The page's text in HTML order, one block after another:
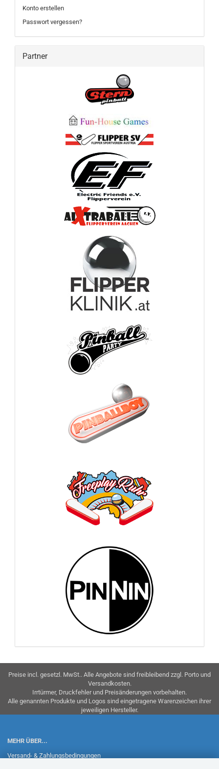
Konto erstellen
Passwort vergessen?
Partner
Preise incl. gesetzl. MwSt.. Alle Angebote sind freibleibend zzgl. Porto und
Versandkosten.
Irrtürmer, Druckfehler und Preisänderungen vorbehalten.
Alle genannten Produkte und Logos sind eingetragene Warenzeichen ihrer
jeweiligen Hersteller.
MEHR ÜBER...
Versand- & Zahlungsbedingungen